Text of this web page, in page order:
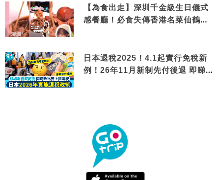
【為食出走】深圳千金級生日儀式
感餐廳！必食失傳香港名菜仙鶴神
日本退稅2025！4.1起實行免稅新
例！26年11月新制先付後退 即睇步